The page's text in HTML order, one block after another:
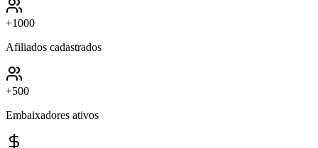
+1000
Afiliados cadastrados
+500
Embaixadores ativos